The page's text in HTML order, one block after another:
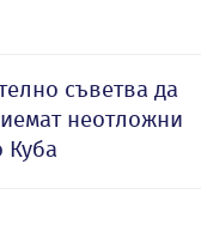
съветва да
неотложни
Куба